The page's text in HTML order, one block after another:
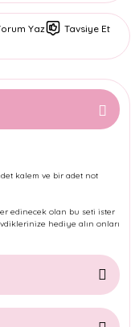
Yaz
Tavsiye Et
kalem ve bir adet not
edinecek olan bu seti ister
hediye alın onları